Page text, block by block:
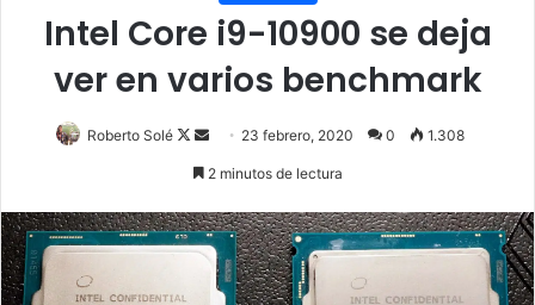
Intel Core i9-10900 se deja
ver en varios benchmark
Roberto Solé
Follow
on
Send 23 febrero, 2020 0 1.308
2 minutos de lectura